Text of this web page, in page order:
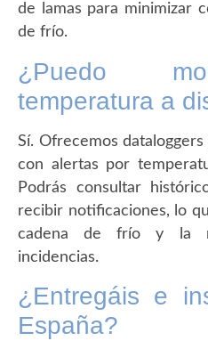
de lamas para minimizar
de frío.
¿Puedo
temperatura a
Sí. Ofrecemos
con alertas por
Podrás consultar
recibir notificaciones, lo
cadena de frío y la
incidencias.
¿Entregáis e
España?